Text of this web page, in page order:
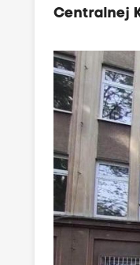
Centralnej